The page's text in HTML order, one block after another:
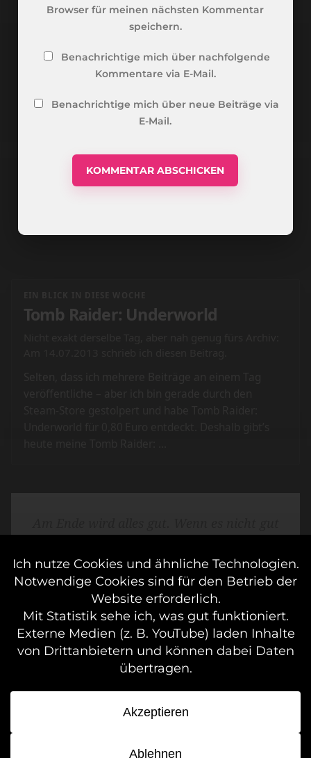
Browser für meinen nächsten Kommentar
speichern.
Benachrichtige mich über nachfolgende
Kommentare via E-Mail.
Benachrichtige mich über neue Beiträge via
E-Mail.
Tomb Raider: Underworld
OSCAR WILDE
Community·Blog·Pearl of Africa·Zeitlinie ·
Zufälliger Beitrag·Fediverse